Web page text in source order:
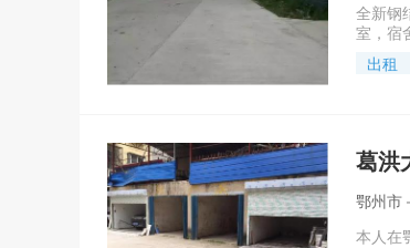
全新钢
室，
出租
葛洪
鄂州市
本人在